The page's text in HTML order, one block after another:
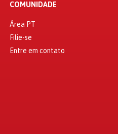
COMUNIDADE
Área PT
Filie-se
Entre em contato